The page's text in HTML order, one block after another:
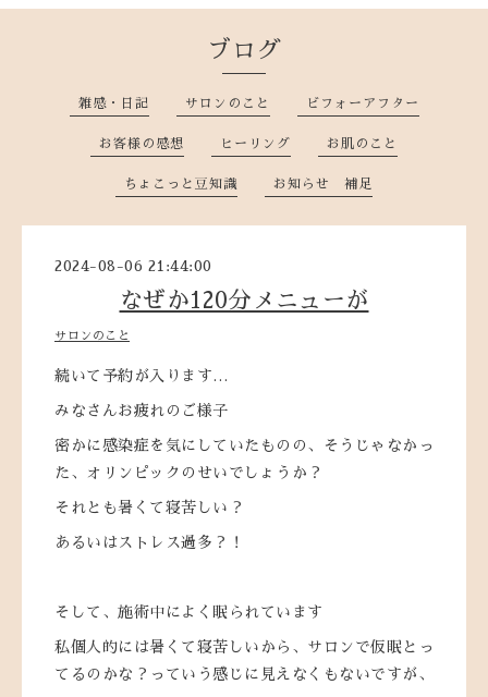
ブログ
雑感・日記 サロンのこと ビフォーアフター
お客様の感想 ヒーリング お肌のこと
ちょこっと豆知識 お知らせ 補足
2024-08-06 21:44:00
なぜか120分メニューが
サロンのこと
続いて予約が入ります…
みなさんお疲れのご様子
密かに感染症を気にしていたものの、そうじゃなかっ
た、オリンピックのせいでしょうか？
それとも暑くて寝苦しい？
あるいはストレス過多？！
そして、施術中によく眠られています
私個人的には暑くて寝苦しいから、サロンで仮眠とっ
てるのかな？っていう感じに見えなくもないですが、